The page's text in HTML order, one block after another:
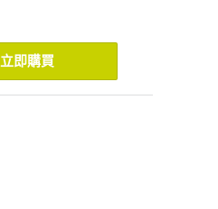
立即購買